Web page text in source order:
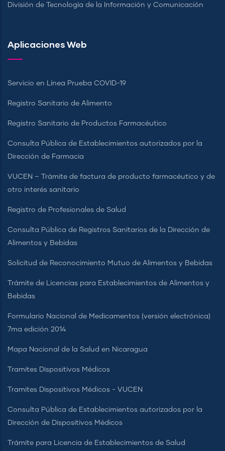
División de Tecnología de la Información y Comunicación
Aplicaciones Web
Servicio en Línea Prueba COVID-19
Registro Sanitario de Alimento
Registro Sanitario de Productos Farmacéutico
Consulta Pública de Establecimientos autorizados por la
Dirección de Farmacia
VUCEN – Trámite de factura de producto farmacéutico y de
otro interés sanitario
Registro de Profesionales de Salud
Consulta Pública de Registros Sanitarios de la Dirección de
Alimentos y Bebidas
Solicitud de Reconocimiento Mutuo de Alimentos y Bebidas
Trámite de Licencias para Establecimientos de Alimentos y
Bebidas
Formulario Nacional de Medicamentos (versión electrónica)
7ma edición 2014
Mapa Nacional de la Salud en Nicaragua
Tramites Dispositivos Médicos
Tramites Dispositivos Médicos - VUCEN
Consulta Pública de Establecimientos autorizados por la
Dirección de Dispositivos Médicos
Trámite para Licencia de Establecimientos de Salud